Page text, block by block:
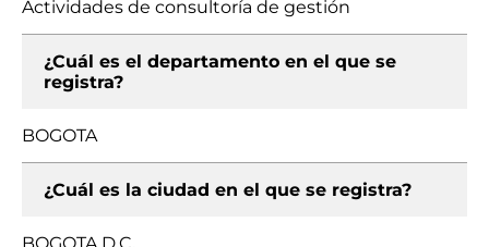
Actividades de consultoría de gestión
¿Cuál es el departamento en el que se
registra?
BOGOTA
¿Cuál es la ciudad en el que se registra?